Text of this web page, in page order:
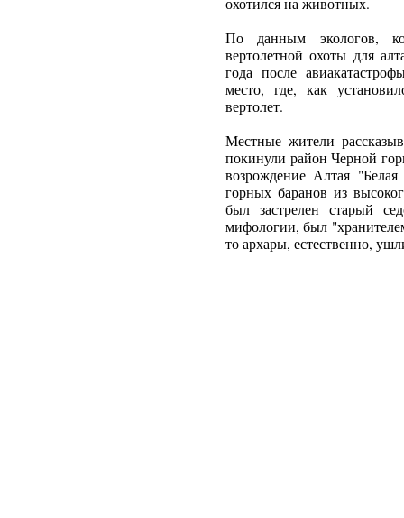
охотился на животных.
По данным экологов,
вертолетной охоты для
года после
место, где, как
вертолет.
Местные жители
покинули район Черной
возрождение Алтая
горных баранов из
был застрелен старый
мифологии, был
то архары, естественно,